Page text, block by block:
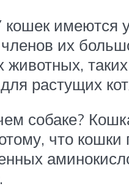
имеются
их
растущих
собаке?
что